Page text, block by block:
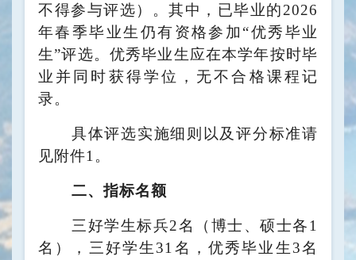
不得参与评选）。其中，已毕业的2026
年春季毕业生仍有资格参加“优秀毕业
生”评选。 优秀毕业生应在本学年按时毕
业并同时获得学位，无不合格课程记
录。
具体评选实施细则 以及评分标准请
见附件1 。
二、指标名额
三好学生标兵2名（博士、硕士各1
名），三好学生 31 名，优秀毕业生 3名